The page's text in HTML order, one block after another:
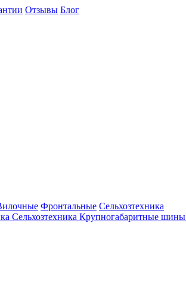
Отзывы Блог
Фронтальные Сельхозтехника
Сельхозтехника Крупногабаритные шины